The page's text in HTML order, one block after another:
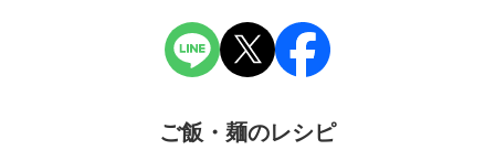
ご飯・麺のレシピ